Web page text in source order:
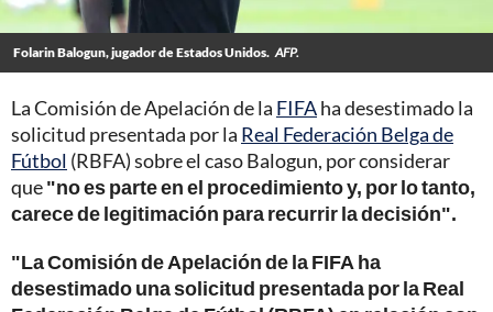
Folarin Balogun, jugador de Estados Unidos. AFP.
La Comisión de Apelación de la FIFAha desestimado la
solicitud presentada por la Real Federación Belga de
Fútbol (RBFA) sobre el caso Balogun, por considerar
que"no es parte en el procedimiento y, por lo tanto,
carece de legitimación para recurrir la decisión".
"La Comisión de Apelación de la FIFA ha
desestimado una solicitud presentada por la Real